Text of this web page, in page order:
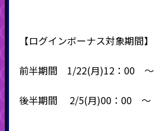
【ログインボーナス対象期間】
前半期間 1/22(月)12：00 ～
後半期間 2/5(月)00：00 ～